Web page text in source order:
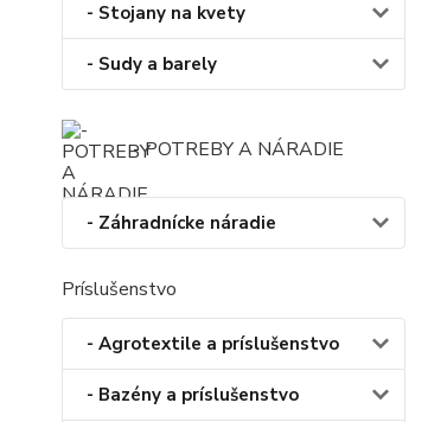
- Stojany na kvety
- Sudy a barely
- POTREBY A NÁRADIE
- Záhradnícke náradie
Príslušenstvo
- Agrotextile a príslušenstvo
- Bazény a príslušenstvo